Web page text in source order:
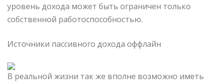
уровень дохода может быть ограничен только
собственной работоспособностью.
Источники пассивного дохода оффлайн
В реальной жизни так же вполне возможно иметь